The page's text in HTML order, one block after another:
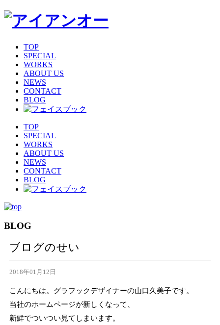
TOP
SPECIAL
WORKS
ABOUT US
NEWS
CONTACT
BLOG
TOP
SPECIAL
WORKS
ABOUT US
NEWS
CONTACT
BLOG
BLOG
ブログのせい
2018年01月12日
こんにちは。グラフックデザイナーの山口久美子です。
当社のホームページが新しくなって、
新鮮でついつい見てしまいます。